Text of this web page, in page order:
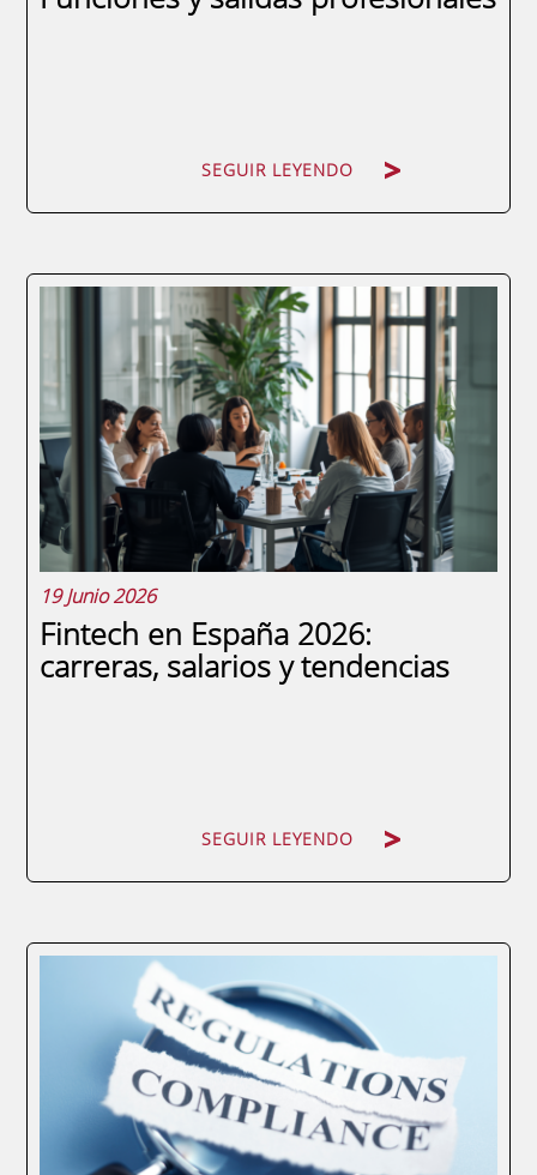
SEGUIR LEYENDO
Las empresas toman sus mejores
decisiones cuando alguien sabe leer entre
líneas de un balance. Ese alguien es el
analista financiero: el profesional que
convierte datos en estrategia, que detecta
riesgos antes de que se materialicen y que
traduce la...
19 Junio 2026
Fintech en España 2026:
carreras, salarios y tendencias
SEGUIR LEYENDO
El fintech lleva años creciendo de forma
ininterrumpida en España y en 2026 las
oportunidades profesionales no hacen más
que multiplicarse. Más allá de los
conceptos y categorías que definen el
sector, este artículo se centra en una
pregunta...